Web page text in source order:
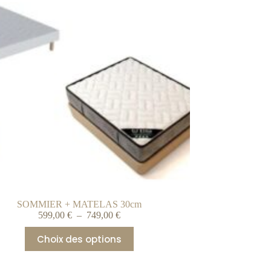
SOMMIER + MATELAS 30cm
599,00 € – 749,00 €
Choix des options